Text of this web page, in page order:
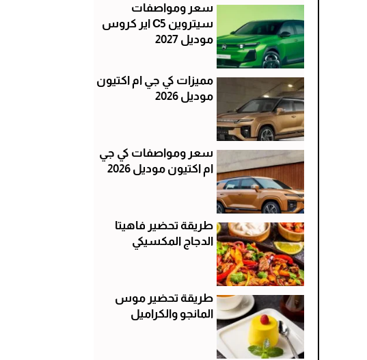
سعر ومواصفات
سيتروين C5 اير كروس
موديل 2027
مميزات كي جي ام اكتيون
موديل 2026
سعر ومواصفات كي جي
ام اكتيون موديل 2026
طريقة تحضير فاهيتا
الدجاج المكسيكي
طريقة تحضير موس
المانجو والكراميل